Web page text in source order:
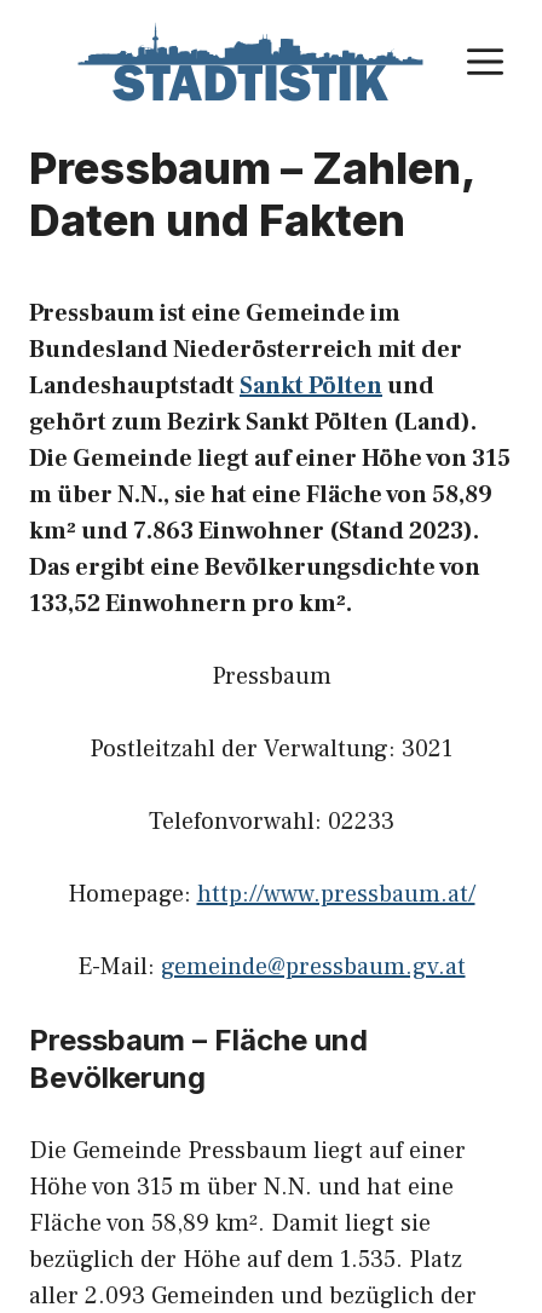
Pressbaum – Zahlen,
Daten und Fakten
Pressbaum ist eine Gemeinde im
Bundesland Niederösterreich mit der
LandeshauptstadtSankt Pöltenund
gehört zum Bezirk Sankt Pölten (Land).
Die Gemeinde liegt auf einer Höhe von 315
m über N.N., sie hat eine Fläche von 58,89
km² und 7.863 Einwohner (Stand 2023).
Das ergibt eine Bevölkerungsdichte von
133,52 Einwohnern pro km².
Pressbaum
Postleitzahl der Verwaltung: 3021
Telefonvorwahl: 02233
Homepage: http://www.pressbaum.at/
E-Mail: gemeinde@pressbaum.gv.at
Pressbaum – Fläche und
Bevölkerung
Die Gemeinde Pressbaum liegt auf einer
Höhe von 315 m über N.N. und hat eine
Fläche von 58,89 km². Damit liegt sie
bezüglich der Höhe auf dem 1.535. Platz
aller 2.093 Gemeinden und bezüglich der